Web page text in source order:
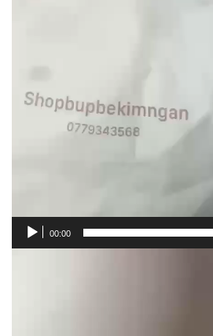
00:00